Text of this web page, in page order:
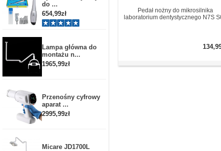
do ...
654,99zł
Lampa główna do
montażu n...
1965,99zł
Przenośny cyfrowy
aparat ...
2995,99zł
Micare JD1700L
Pedał nożny do mikrosilnika
laboratorium dentystycznego N7S